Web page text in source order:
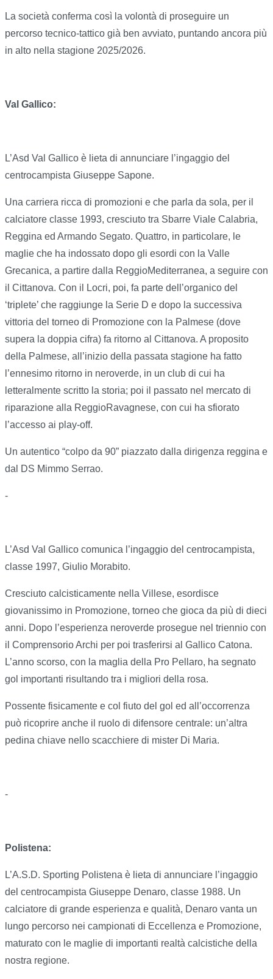
La società conferma così la volontà di proseguire un
percorso tecnico-tattico già ben avviato, puntando ancora più
in alto nella stagione 2025/2026.
Val Gallico:
L’Asd Val Gallico è lieta di annunciare l’ingaggio del
centrocampista Giuseppe Sapone.
Una carriera ricca di promozioni e che parla da sola, per il
calciatore classe 1993, cresciuto tra Sbarre Viale Calabria,
Reggina ed Armando Segato. Quattro, in particolare, le
maglie che ha indossato dopo gli esordi con la Valle
Grecanica, a partire dalla ReggioMediterranea, a seguire con
il Cittanova. Con il Locri, poi, fa parte dell’organico del
‘triplete’ che raggiunge la Serie D e dopo la successiva
vittoria del torneo di Promozione con la Palmese (dove
supera la doppia cifra) fa ritorno al Cittanova. A proposito
della Palmese, all’inizio della passata stagione ha fatto
l’ennesimo ritorno in neroverde, in un club di cui ha
letteralmente scritto la storia; poi il passato nel mercato di
riparazione alla ReggioRavagnese, con cui ha sfiorato
l’accesso ai play-off.
Un autentico “colpo da 90” piazzato dalla dirigenza reggina e
dal DS Mimmo Serrao.
-
L’Asd Val Gallico comunica l’ingaggio del centrocampista,
classe 1997, Giulio Morabito.
Cresciuto calcisticamente nella Villese, esordisce
giovanissimo in Promozione, torneo che gioca da più di dieci
anni. Dopo l’esperienza neroverde prosegue nel triennio con
il Comprensorio Archi per poi trasferirsi al Gallico Catona.
L’anno scorso, con la maglia della Pro Pellaro, ha segnato
gol importanti risultando tra i migliori della rosa.
Possente fisicamente e col fiuto del gol ed all’occorrenza
può ricoprire anche il ruolo di difensore centrale: un’altra
pedina chiave nello scacchiere di mister Di Maria.
-
Polistena:
L’A.S.D. Sporting Polistena è lieta di annunciare l’ingaggio
del centrocampista Giuseppe Denaro, classe 1988. Un
calciatore di grande esperienza e qualità, Denaro vanta un
lungo percorso nei campionati di Eccellenza e Promozione,
maturato con le maglie di importanti realtà calcistiche della
nostra regione.